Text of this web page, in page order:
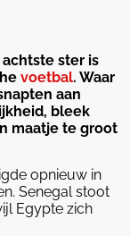
ster is
voetbal. Waar
aan
bleek
maatje te groot
opnieuw in
Senegal stoot
Egypte zich